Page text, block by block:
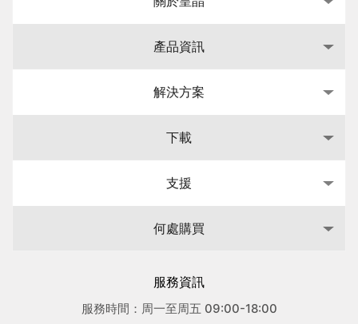
產品資訊
解決方案
下載
支援
何處購買
服務資訊
服務時間：周一至周五 09:00-18:00